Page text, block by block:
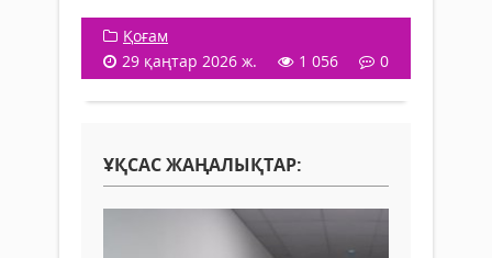
Қоғам
29 қаңтар 2026 ж.
1 056 0
ҰҚСАС ЖАҢАЛЫҚТАР: